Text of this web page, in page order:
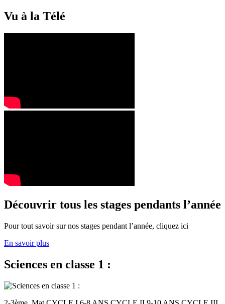
Vu à la Télé
Découvrir tous les stages pendants l’année
Pour tout savoir sur nos stages pendant l’année, cliquez ici
En savoir plus
Sciences en classe 1 :